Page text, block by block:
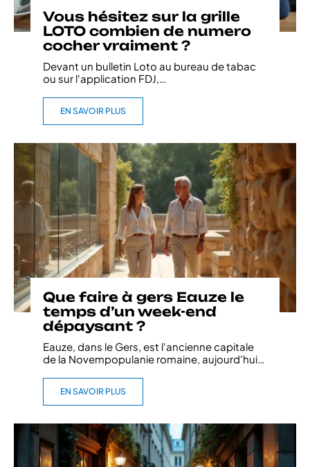
Vous hésitez sur la grille
LOTO combien de numero
cocher vraiment ?
Devant un bulletin Loto au bureau de tabac
ou sur l'application FDJ,
EN SAVOIR PLUS
Que faire à gers Eauze le
temps d’un week-end
dépaysant ?
Eauze, dans le Gers, est l'ancienne capitale
de la Novempopulanie romaine, aujourd'hui
EN SAVOIR PLUS